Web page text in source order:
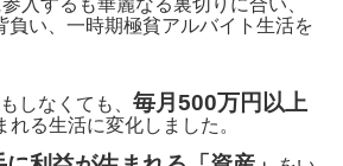
負い、一時期極貧アルバイト生活を
しなくても、 毎月500万円以上
れる生活に変化しました。